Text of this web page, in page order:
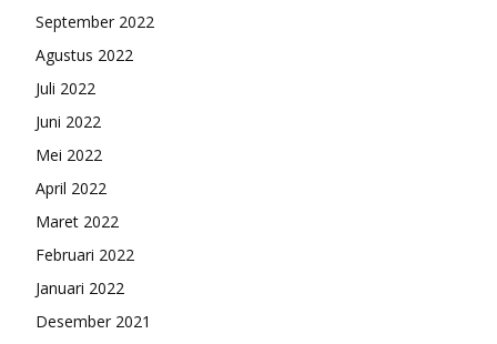
September 2022
Agustus 2022
Juli 2022
Juni 2022
Mei 2022
April 2022
Maret 2022
Februari 2022
Januari 2022
Desember 2021